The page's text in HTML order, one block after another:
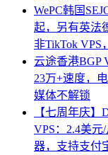
WePC韩国
起，另有英法
非TikTok VPS
云途香港BGP
23万+速度，
媒体不解锁
【七周年庆
VPS：2.4美元
器，支持支付